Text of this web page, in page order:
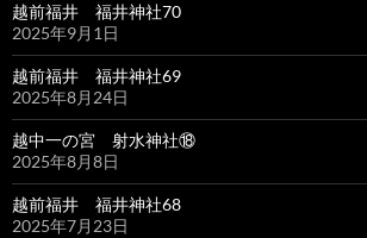
越前福井 福井神社70
2025年9月1日
越前福井 福井神社69
2025年8月24日
越中一の宮 射水神社⑱
2025年8月8日
越前福井 福井神社68
2025年7月23日